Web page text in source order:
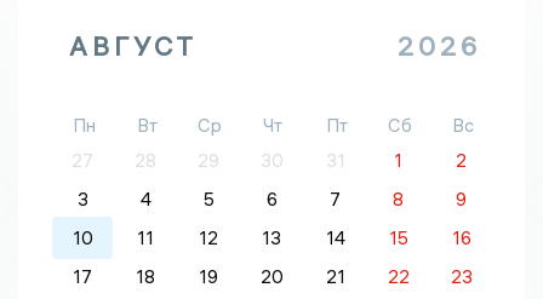
АВГУСТ 2026
Пн Вт Ср Чт Пт Сб
Вс
27
28 29 30 31 1
2
3
4 5 6 7 8
9
10
11 12 13 14 15
16
17
18 19 20 21 22
23